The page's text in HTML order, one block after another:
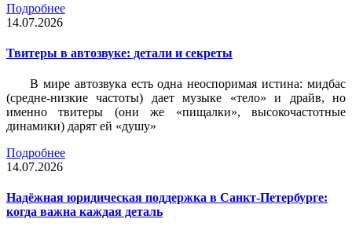
Подробнее
14.07.2026
Твитеры в автозвуке: детали и секреты
В мире автозвука есть одна неоспоримая истина: мидбас
(средне-низкие частоты) дает музыке «тело» и драйв, но
именно твитеры (они же «пищалки», высокочастотные
динамики) дарят ей «душу»
Подробнее
14.07.2026
Надёжная юридическая поддержка в Санкт-Петербурге:
когда важна каждая деталь